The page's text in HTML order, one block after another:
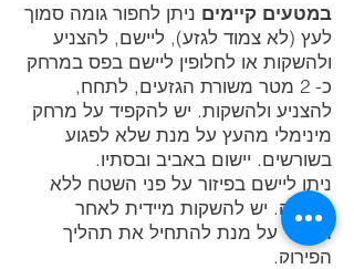
במטעים קיימים ניתן לחפור גומה סמוך
לעץ (לא צמוד לגזע), ליישם, להצניע
ולהשקות או לחלופין ליישם בפס במרחק
כ- 2 מטר משורת הגזעים, לתחח,
להצניע ולהשקות. יש להקפיד על מרחק
מינימלי מהעץ על מנת שלא לפגוע
בשורשים. יישום באביב ובסתיו.
ניתו ליישם בפיזור על פני השטח ללא
הצנעה. יש להשקות מיידית לאחר
הפיזור על מנת להתחיל את תהליך
הפירוק.